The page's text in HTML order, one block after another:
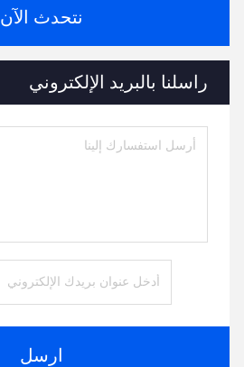
نتحدث الآن
راسلنا بالبريد الإلكتروني
ارسل